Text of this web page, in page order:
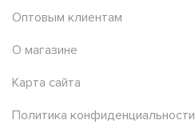
Оптовым клиентам
О магазине
Карта сайта
Политика конфиденциальности